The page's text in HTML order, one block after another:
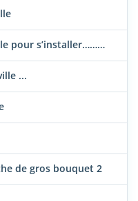
pour s’installer………
...
de gros bouquet 2